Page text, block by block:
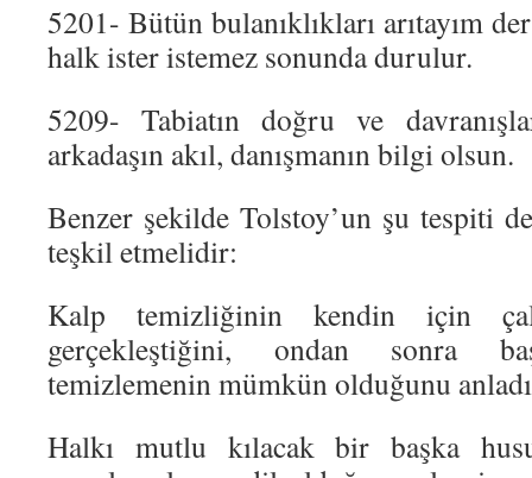
5201- Bütün bulanıklıkları arıtayım
halk ister istemez sonunda durulur.
5209- Tabiatın doğru ve
arkadaşın akıl, danışmanın bilgi olsun.
Benzer şekilde Tolstoy’un şu tespiti
teşkil etmelidir:
Kalp temizliğinin kendin için
gerçekleştiğini, ondan sonra
temizlemenin mümkün olduğunu
Halkı mutlu kılacak bir başka